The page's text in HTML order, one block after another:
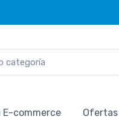
E-commerce Ofertas